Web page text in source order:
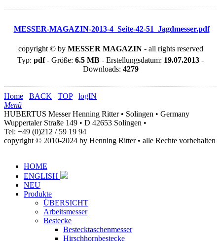
MESSER-MAGAZIN-2013-4_Seite-42-51_Jagdmesser.pdf
copyright © by MESSER MAGAZIN- all rights reserved
Typ: pdf- Größe: 6.5 MB - Erstellungsdatum: 19.07.2013 -
Downloads: 4279
Home BACK TOP
logIN
Menü
HUBERTUS Messer Henning Ritter • Solingen • Germany
Wuppertaler Straße 149 • D 42653 Solingen •
Tel: +49 (0)212 / 59 19 94
copyright © 2010-2024 by Henning Ritter • alle Rechte vorbehalten
HOME
ENGLISH
NEU
Produkte
ÜBERSICHT
Arbeitsmesser
Bestecke
Bestecktaschenmesser
Hirschhornbestecke